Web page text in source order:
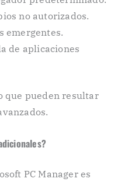
no autorizados.
emergentes.
de aplicaciones
que pueden resultar
PC Manager es